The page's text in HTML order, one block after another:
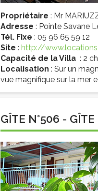
Propriétaire : Mr
Adresse : Pointe Savane
Tél. Fixe : 05 96 65 59 12
Site : http://
Capacité de la Villa : 2
Localisation : Sur un
vue magnifique sur la mer
GÎTE N°506 - GÎTE